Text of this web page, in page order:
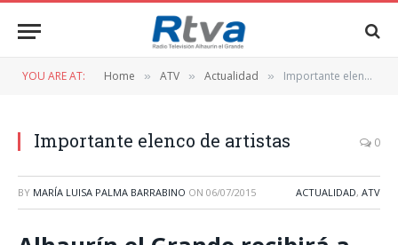
YOU ARE AT: Home » ATV » Actualidad » Importante elenco de artistas
Importante elenco de artistas 0
BY MARÍA LUISA PALMA BARRABINO ON 06/07/2015 ACTUALIDAD, ATV